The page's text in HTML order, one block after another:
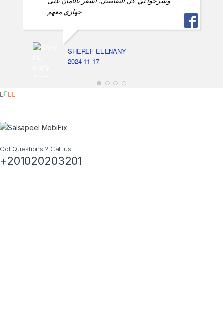
جهازي معهم
SHEREF EL-ENANY
2024-11-17
Got Questions ? Call us!
+201020203201